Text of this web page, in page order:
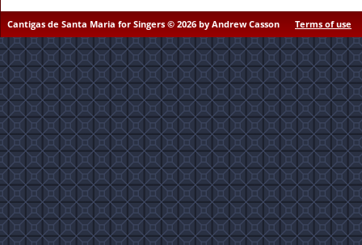
Cantigas de Santa Maria for Singers © 2026 by Andrew Casson Terms of use